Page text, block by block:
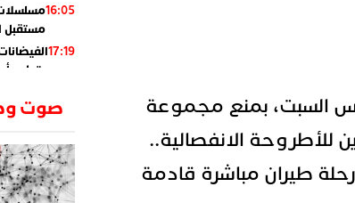
السبت، بمنع مجموعة
للأطروحة الانفصالية..
طيران مباشرة قادمة
16:05
مستقبل
17:19
وتطرح
الجزائر
وسقوط
02:06
الركراكي
صوت